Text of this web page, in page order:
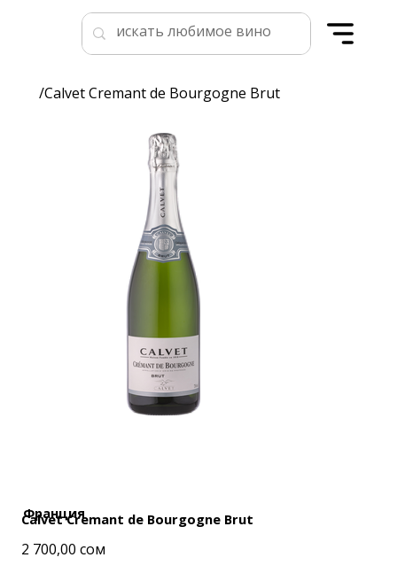
/Calvet Cremant de Bourgogne Brut
Calvet Cremant de Bourgogne Brut
Цена
2 700,00 сом
Франция